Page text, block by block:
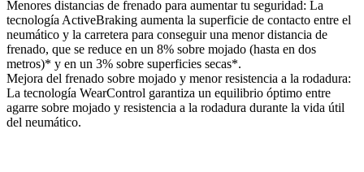
Menores distancias de frenado para aumentar tu seguridad: La
tecnología ActiveBraking aumenta la superficie de contacto entre el
neumático y la carretera para conseguir una menor distancia de
frenado, que se reduce en un 8% sobre mojado (hasta en dos
metros)* y en un 3% sobre superficies secas*.
Mejora del frenado sobre mojado y menor resistencia a la rodadura:
La tecnología WearControl garantiza un equilibrio óptimo entre
agarre sobre mojado y resistencia a la rodadura durante la vida útil
del neumático.